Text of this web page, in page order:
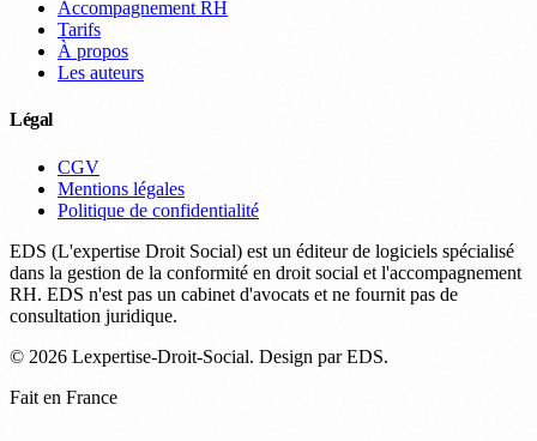
Accompagnement RH
Tarifs
À propos
Les auteurs
Légal
CGV
Mentions légales
Politique de confidentialité
EDS (L'expertise Droit Social) est un éditeur de logiciels spécialisé
dans la gestion de la conformité en droit social et l'accompagnement
RH. EDS n'est pas un cabinet d'avocats et ne fournit pas de
consultation juridique.
© 2026 Lexpertise-Droit-Social. Design par EDS.
Fait en France